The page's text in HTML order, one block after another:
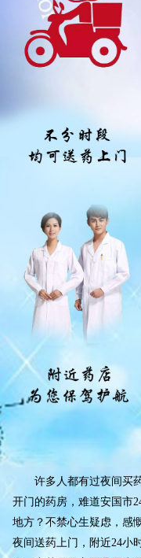
许多人都有过夜间买
开门的药房，难道安国市
地方？不禁心生疑虑，感
夜间送药上门，附近24小